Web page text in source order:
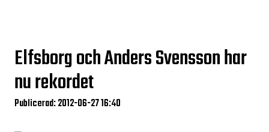
Elfsborg och Anders Svensson har
nu rekordet
Publicerad: 2012-06-27 16:40